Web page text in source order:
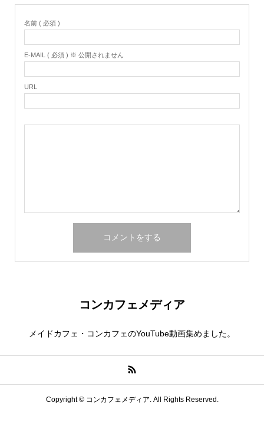
名前 ( 必須 )
E-MAIL ( 必須 ) ※ 公開されません
URL
コンカフェメディア
メイドカフェ・コンカフェのYouTube動画集めました。
Copyright ©コンカフェメディア. All Rights Reserved.